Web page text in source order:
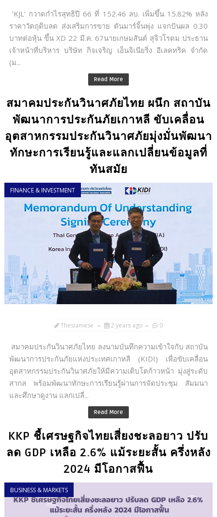
‘KJL’ กวาดกำไรสุทธิปี 66 ที่ 152.46 ลบ. เพิ่มขึ้น 15.82% หลัง
ราคาวัตถุดิบลด ส่งเสริมการขาย ดันมาร์จิ้นพุ่ง แจกปันผล 0.30
บาทต่อหุ้น ขึ้น XD 22 มี.ค. 67นายเกษมสันต์ สุจิวโรดม ประธาน
เจ้าหน้าที่บริหาร บริษัท กิจเจริญ เอ็นจิเนียริ่ง อีเลคทริค จำกัด
(ม...
Read More
สมาคมประกันวินาศภัยไทย ผนึก สถาบัน
พัฒนาการประกันภัยเกาหลี ขับเคลื่อน
อุตสาหกรรมประกันวินาศภัยมุ่งมั่นพัฒนา
ทักษะการเรียนรู้และแลกเปลี่ยนข้อมูลที่
ทันสมัย
FINANCE & INVESTMENT
Thesiamese 2 years ago 0
สมาคมประกันวินาศภัยไทย ลงนามบันทึกความเข้าใจกับ สถาบัน
พัฒนาการประกันภัยแห่งประเทศเกาหลี (KIDI) เพื่อขับเคลื่อน
อุตสาหกรรมประกันวินาศภัยให้มีความเติบโตก้าวหน้า มุ่งสู่ระดับ
สากล พร้อมพัฒนาทักษะการเรียนรู้ผ่านการจัดประชุม สัมมนา
และศึกษาดูงาน แลกเปลี่...
Read More
KKP ชี้เศรษฐกิจไทยเสี่ยงชะลอยาว ปรับ
ลด GDP เหลือ 2.6% แม้ระยะสั้น ครึ่งหลัง
2024 มีโอกาสฟื้น
BUSINESS & MARKETS